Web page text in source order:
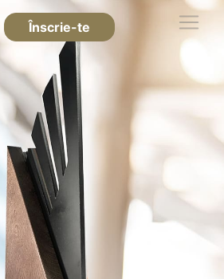
Înscrie-te